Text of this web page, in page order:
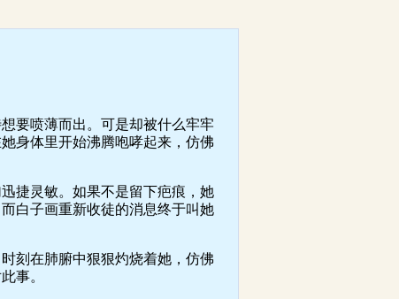
要喷薄而出。可是却被什么牢牢
身体里开始沸腾咆哮起来，仿佛
捷灵敏。如果不是留下疤痕，她
白子画重新收徒的消息终于叫她
刻在肺腑中狠狠灼烧着她，仿佛
事。